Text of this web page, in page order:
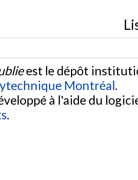
est le dépôt
Montréal.
à l'aide du
.